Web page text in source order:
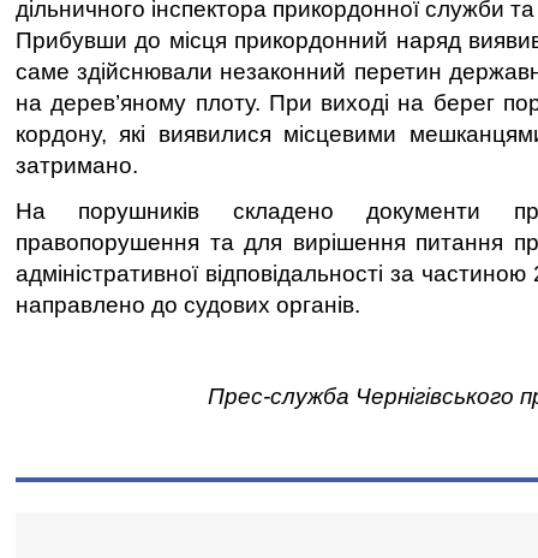
дільничного інспектора прикордонної служби
Прибувши до місця прикордонний наряд
саме здійснювали незаконний перетин
на дерев’яному плоту. При виході на берег
кордону, які виявилися місцевими
затримано.
На порушників складено документи про
правопорушення та для вирішення питання
адміністративної відповідальності за
направлено до судових органів.
Прес-служба Чернігівського